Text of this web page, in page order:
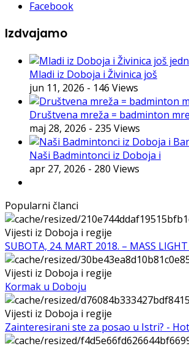
Facebook
Izdvajamo
Mladi iz Doboja i Živinica još
jun 11, 2026 - 146 Views
Društvena mreža = badminton
maj 28, 2026 - 235 Views
Naši Badmintonci iz Doboja i
apr 27, 2026 - 280 Views
Popularni članci
Vijesti iz Doboja i regije
SUBOTA, 24. MART 2018. – MASS
Vijesti iz Doboja i regije
Kormak u Doboju
Vijesti iz Doboja i regije
Zainteresirani ste za posao u Istri? -